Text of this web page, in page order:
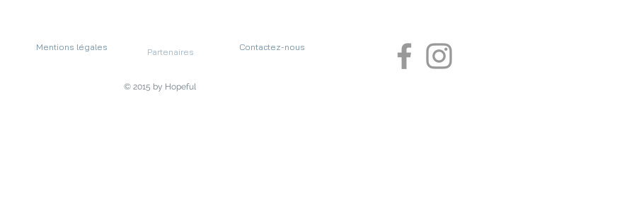
Mentions légales Partenaires Contactez-nous
© 2015 by Hopeful